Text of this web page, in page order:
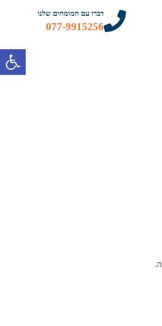
דברו עם המומחים שלנו
077-9915256